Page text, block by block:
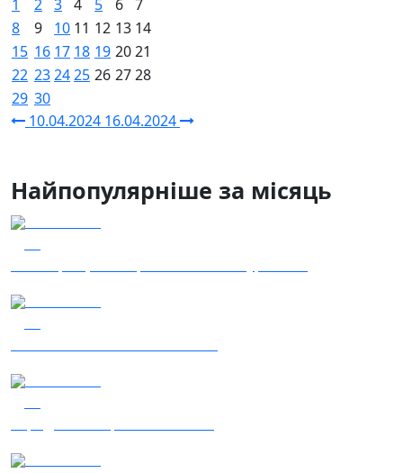
1
2 3 4 5 6 7
8
9 10 11 12 13 14
15 16 17 18 19 2021
22 232425 26 2728
29 30
10.04.2024 16.04.2024
Найпопулярніше за місяць